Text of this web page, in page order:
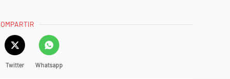
Twitter Whatsapp